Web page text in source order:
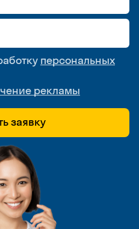
персональных
рекламы
заявку